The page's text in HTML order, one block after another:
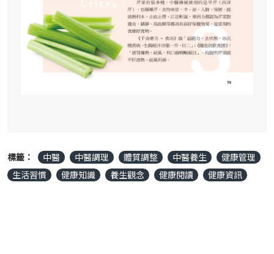
標籤： 中醫 中醫調理 體質調整 中醫養生
健康管理
生活習慣
健康知識 養生觀念 健康閱讀 健康資訊